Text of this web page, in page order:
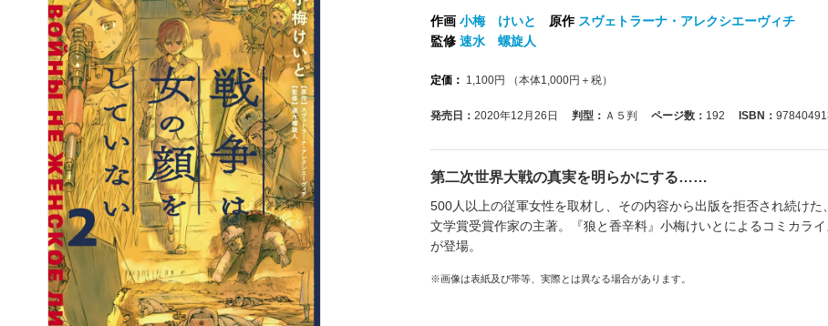
作画 小梅 けいと 原作 スヴェトラーナ・アレクシエーヴィチ
監修 速水 螺旋人
定価： 1,100円 （本体1,000円＋税）
発売日： 2020年12月26日 判型： Ａ５判 ページ数： 192 ISBN：
第二次世界大戦の真実を明らかにする……
500人以上の従軍女性を取材し、その内容から出版を拒否され続けた
文学賞受賞作家の主著。『狼と香辛料』小梅けいとによるコミカラ
が登場。
※画像は表紙及び帯等、実際とは異なる場合があります。